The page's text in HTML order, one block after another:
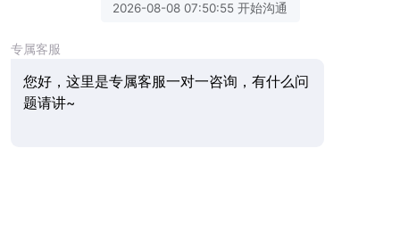
2026-08-08 07:50:55 开始沟通
专属客服
您好，这里是专属客服一对一咨询，有什么问
题请讲~